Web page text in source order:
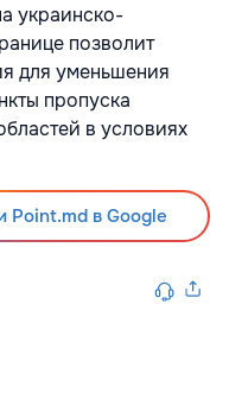
украинско-
позволит
для уменьшения
пропуска
в условиях
Point.md в Google